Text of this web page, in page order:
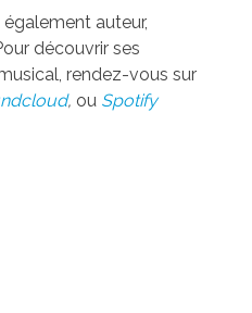
auteur,
découvrir ses
rendez-vous sur
, ou Spotify